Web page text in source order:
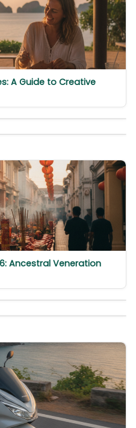
A Guide to Creative
Ancestral Veneration